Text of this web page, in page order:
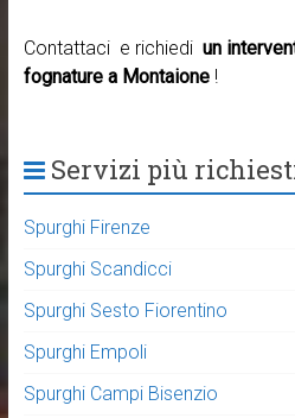
Contattaci e richiedi un
fognature a Montaione !
Servizi più
Spurghi Firenze
Spurghi Scandicci
Spurghi Sesto Fiorentino
Spurghi Empoli
Spurghi Campi Bisenzio